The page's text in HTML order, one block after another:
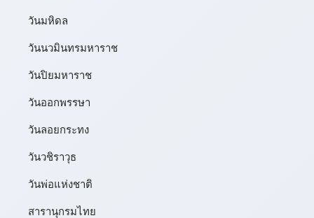
วันมหิดล
วันนวมินทรมหาราช
วันปิยมหาราช
วันออกพรรษา
วันลอยกระทง
วันวชิราวุธ
วันพ่อแห่งชาติ
สารานุกรมไทย